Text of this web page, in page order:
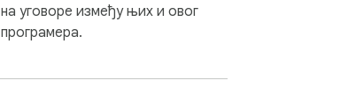
на уговоре између њих и овог
програмера.